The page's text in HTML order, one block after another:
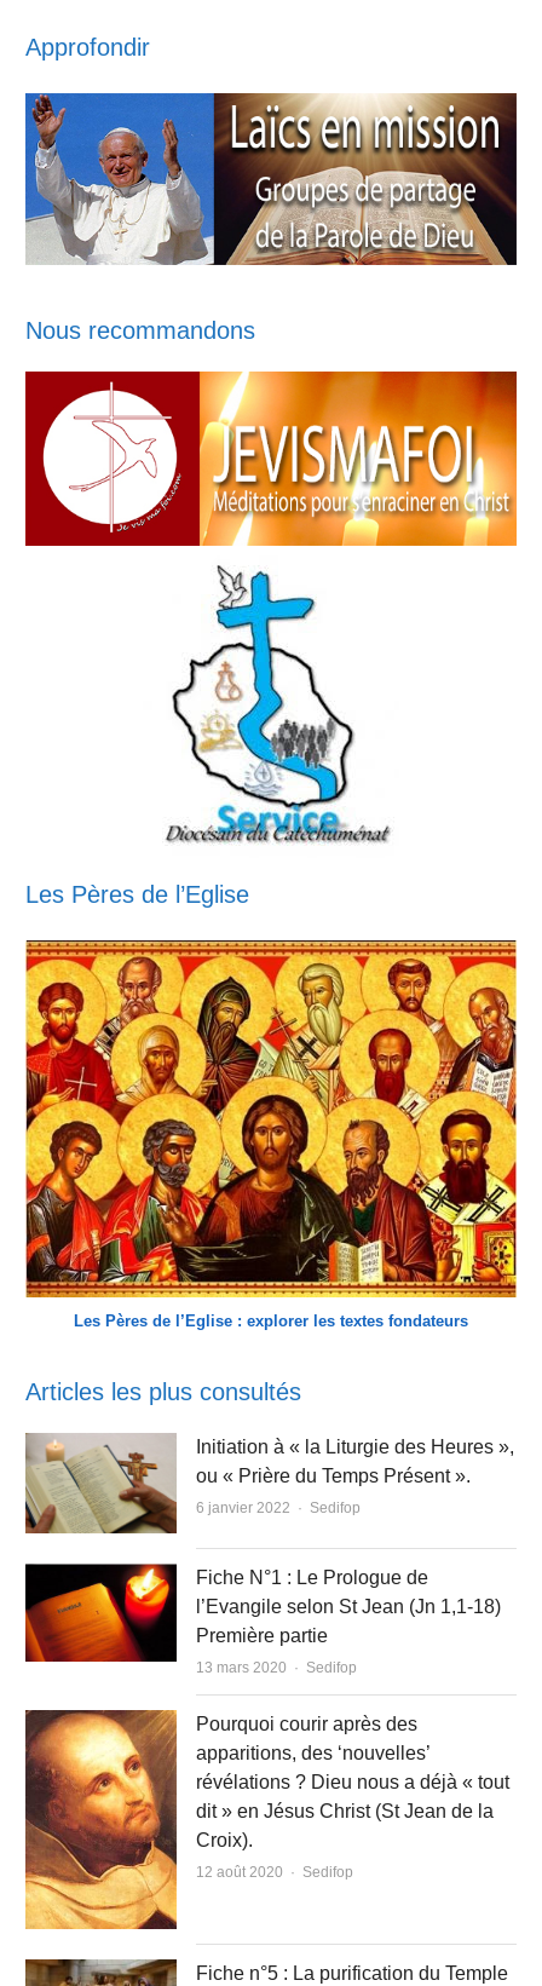
Approfondir
Nous recommandons
Les Pères de l’Eglise
Les Pères de l’Eglise : explorer les textes fondateurs
Articles les plus consultés
Initiation à « la Liturgie des Heures »,
ou « Prière du Temps Présent ».
6 janvier 2022 Author
Sedifop
Fiche N°1 : Le Prologue de
l’Evangile selon St Jean (Jn 1,1-18)
Première partie
13 mars 2020 Author
Sedifop
Pourquoi courir après des
apparitions, des ‘nouvelles’
révélations ? Dieu nous a déjà « tout
dit » en Jésus Christ (St Jean de la
Croix).
12 août 2020 Author
Sedifop
Fiche n°5 : La purification du Temple